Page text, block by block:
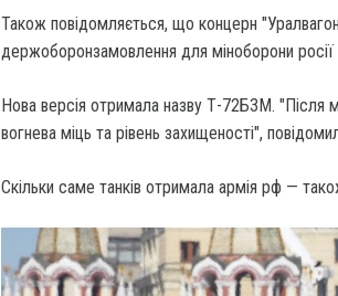
Також повідомляється, що концерн
держоборонзамовлення для міноборони
Нова версія отримала назву Т-72Б3М. "Після
вогнева міць та рівень захищеності",
Скільки саме танків отримала армія рф —